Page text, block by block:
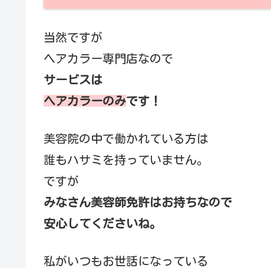
当然ですが
ヘアカラー専門店なので
サービスは
ヘアカラーのみです！
美容院の中で働かれている方は
誰もハサミを持っていません。
ですが
みなさん美容師免許はお持ちなので
安心してくださいね。
私がいつもお世話になっている